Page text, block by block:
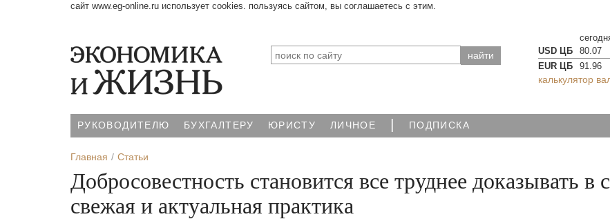
сайт www.eg-online.ru использует cookies. пользуясь сайтом, вы соглашаетесь с этим.
USD ЦБ
80.07
EUR ЦБ
91.96
калькулятор
РУКОВОДИТЕЛЮ БУХГАЛТЕРУ ЮРИСТУ ЛИЧНОЕ | ПОДПИСКА
Главная Статьи
Добросовестность становится все труднее доказывать в
свежая и актуальная практика